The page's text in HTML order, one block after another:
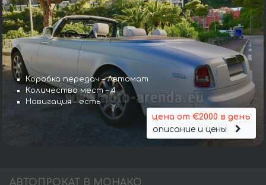
Коробка передач – Автомат
Количество мест – 4
Навигация – есть
цена от €2000 в день
описание и цены
АВТОПРОКАТ В МОНАКО